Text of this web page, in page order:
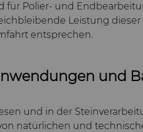
für Polier- und
Leistung
entsprechen.
und
und in der
natürlichen und